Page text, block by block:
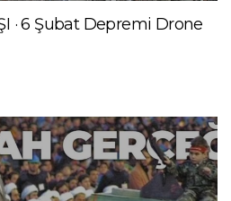
· 6 Şubat Depremi Drone